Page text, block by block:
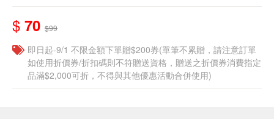
$ 70 $99
即日起-9/1 不限金額下單贈$200券(單筆不累贈，請注意訂單
如使用折價券/折扣碼則不符贈送資格，贈送之折價券消費指定
品滿$2,000可折，不得與其他優惠活動合併使用)